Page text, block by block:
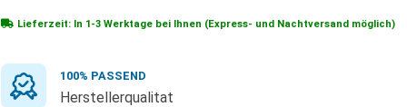
Lieferzeit: In 1-3 Werktage bei Ihnen (Express- und Nachtversand möglich)
100% PASSEND
Herstellerqualitat